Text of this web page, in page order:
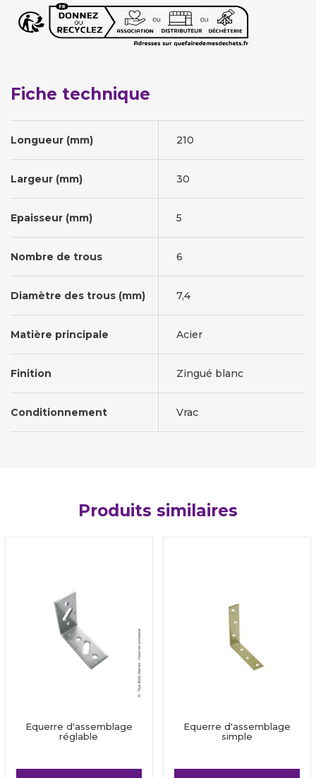
Fiche technique
Longueur (mm) 210
Largeur (mm) 30
Epaisseur (mm) 5
Nombre de trous 6
Diamètre des trous (mm) 7,4
Matière principale Acier
Finition Zingué blanc
Conditionnement Vrac
Produits similaires
Equerre d'assemblage
réglable
Equerre d'assemblage
simple